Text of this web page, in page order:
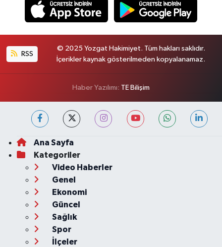
RSS
© 2025 Yozgat Hakimiyet. Tüm hakları saklıdır.
İçerikler kaynak gösterilmeden kopyalanamaz.
Haber Yazılımı: TE Bilişim
Ana Sayfa
Kategoriler
Video Haberler
Genel
Ekonomi
Güncel
Sağlık
Spor
İlçeler